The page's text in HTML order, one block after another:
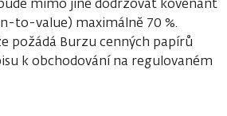
to-value) maximálně 70 %.
požádá Burzu cenných papírů
k obchodování na regulovaném